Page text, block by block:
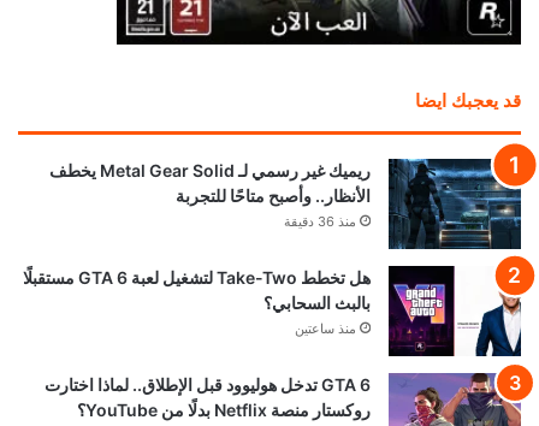
قد يعجبك ايضا
ريميك غير رسمي لـ Metal Gear Solid يخطف
الأنظار.. وأصبح متاحًا للتجربة
منذ 36 دقيقة
هل تخطط Take-Two لتشغيل لعبة GTA 6 مستقبلًا
بالبث السحابي؟
منذ ساعتين
GTA 6 تدخل هوليوود قبل الإطلاق.. لماذا اختارت
روكستار منصة Netflix بدلًا من YouTube؟